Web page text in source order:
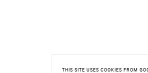
THIS SITE USES COOKIES FROM